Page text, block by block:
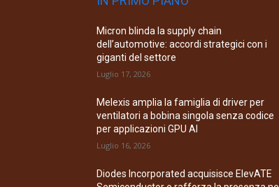
Micron blinda la supply chain
dell’automotive: accordi strategici con i
giganti del settore
Luglio 17, 2026
Melexis amplia la famiglia di driver per
ventilatori a bobina singola senza codice
per applicazioni GPU AI
Luglio 16, 2026
Diodes Incorporated acquisisce ElevATE